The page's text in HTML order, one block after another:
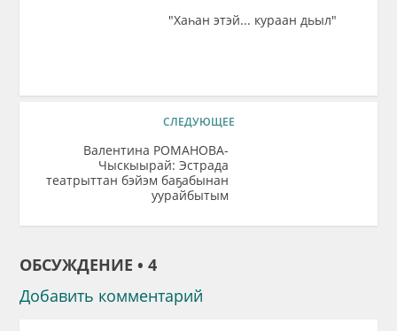
"Хаһан этэй... кураан дьыл"
СЛЕДУЮЩЕЕ
Валентина РОМАНОВА-
Чыскыырай: Эстрада
театрыттан бэйэм баҕабынан
уурайбытым
ОБСУЖДЕНИЕ • 4
Добавить комментарий